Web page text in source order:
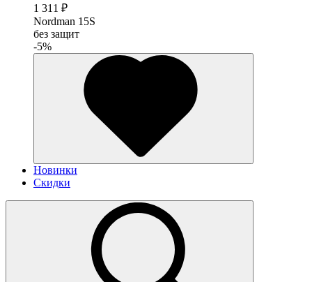
1 311 ₽
Nordman 15S
без защит
-5%
Новинки
Скидки